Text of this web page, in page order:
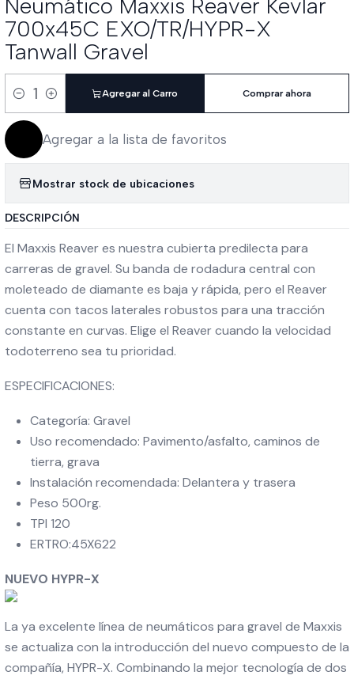
Neumático Maxxis Reaver Kevlar
700x45C EXO/TR/HYPR-X
Tanwall Gravel
Cantidad
Agregar al Carro Comprar ahora
Agregar a la lista de favoritos
Mostrar stock de ubicaciones
DESCRIPCIÓN
El Maxxis Reaver es nuestra cubierta predilecta para
carreras de gravel. Su banda de rodadura central con
moleteado de diamante es baja y rápida, pero el Reaver
cuenta con tacos laterales robustos para una tracción
constante en curvas. Elige el Reaver cuando la velocidad
todoterreno sea tu prioridad.
ESPECIFICACIONES:
Categoría: Gravel
Uso recomendado: Pavimento/asfalto, caminos de
tierra, grava
Instalación recomendada: Delantera y trasera
Peso 500rg.
TPI 120
ERTRO:45X622
NUEVO HYPR-X
La ya excelente línea de neumáticos para gravel de Maxxis
se actualiza con la introducción del nuevo compuesto de la
compañía, HYPR-X. Combinando la mejor tecnología de dos